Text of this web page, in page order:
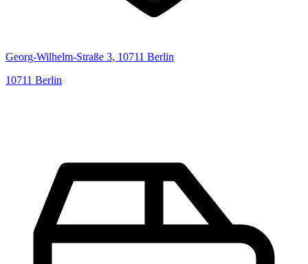
Georg-Wilhelm-Straße 3, 10711 Berlin
10711 Berlin